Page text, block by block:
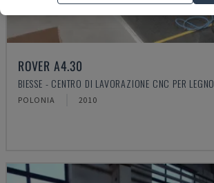
ROVER A4.30
BIESSE - CENTRO DI LAVORAZIONE CNC PER LEGNO
POLONIA 2010